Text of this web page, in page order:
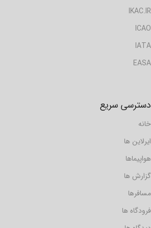
IKAC.IR
ICAO
IATA
EASA
دسترسی سریع
خانه
ایرلاین ها
هواپیماها
گزارش ها
مسافرها
فرودگاه ها